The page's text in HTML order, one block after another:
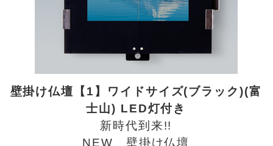
壁掛け仏壇【1】ワイドサイズ(ブラック)(富
士山) LED灯付き
新時代到来!!
NEW 壁掛け仏壇